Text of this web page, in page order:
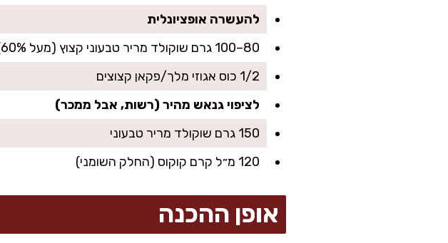
להעשרה אופציונלית
80–100 גרם שוקולד מריר טבעוני קצוץ (מעל 60%)
1/2 כוס אגוזי מלך/פקאן קצוצים
לציפוי גנאש מהיר (רשות, אבל ממכר)
150 גרם שוקולד מריר טבעוני
120 מ״ל קרם קוקוס (החלק השומני)
אופן ההכנה